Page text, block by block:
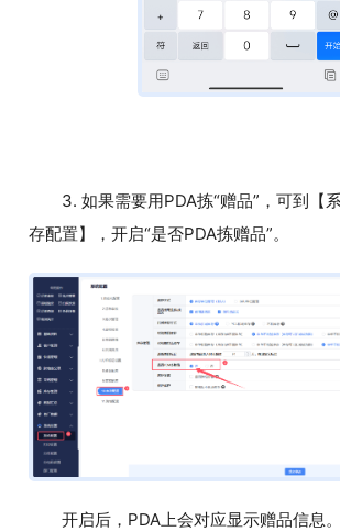
3. 如果需要用PDA拣“赠品”，可到【
存配置】，开启“是否PDA拣赠品”。
开启后，PDA上会对应显示赠品信息。